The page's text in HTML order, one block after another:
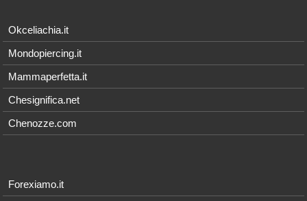
Okceliachia.it
Mondopiercing.it
Mammaperfetta.it
Chesignifica.net
Chenozze.com
Forexiamo.it